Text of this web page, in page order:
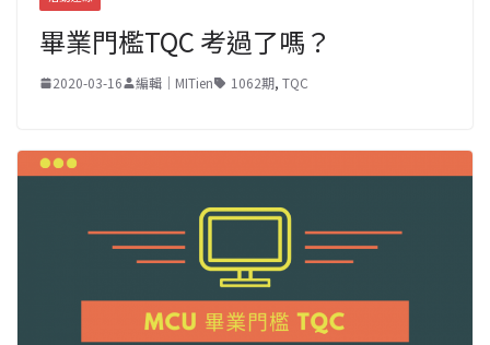
畢業門檻TQC 考過了嗎？
2020-03-16 編輯｜MITien 1062期, TQC